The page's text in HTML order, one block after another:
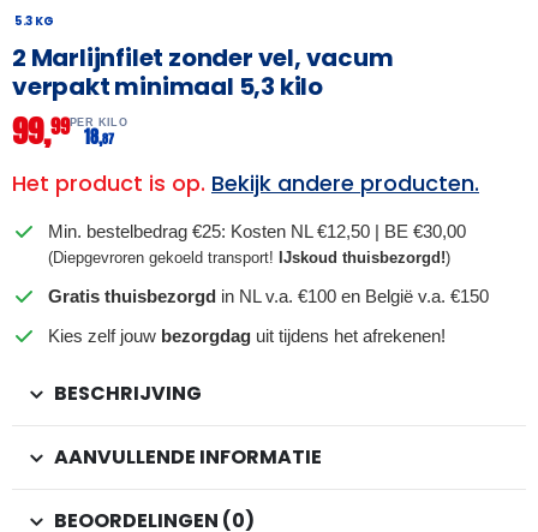
5.3 KG
2 Marlijnfilet zonder vel, vacum
verpakt minimaal 5,3 kilo
99,99PER KILO
18,87
Het product is op. Bekijk andere producten.
Min. bestelbedrag €25: Kosten NL €12,50 | BE €30,00
(Diepgevroren gekoeld transport! IJskoud thuisbezorgd!)
Gratis thuisbezorgd in NL v.a. €100 en België v.a. €150
Kies zelf jouw bezorgdag uit tijdens het afrekenen!
BESCHRIJVING
AANVULLENDE INFORMATIE
BEOORDELINGEN (0)